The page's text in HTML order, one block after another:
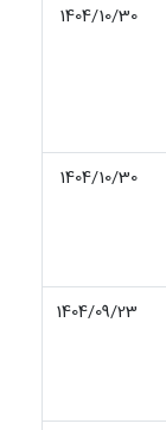
1404/10/30
1404/10/30
1404/09/23